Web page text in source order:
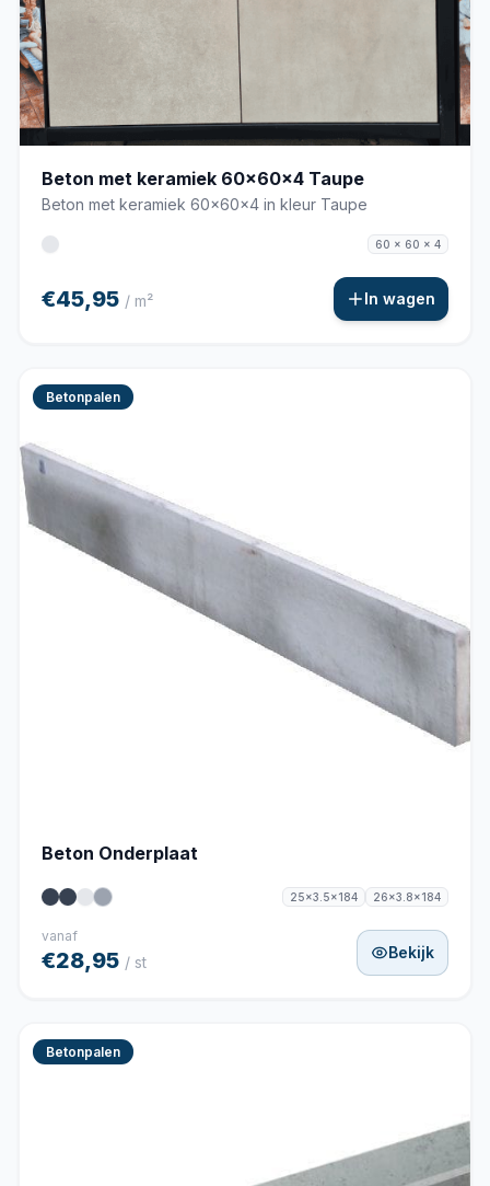
Beton met keramiek 60x60x4 Taupe
Beton met keramiek 60x60x4 in kleur Taupe
60 x 60 x 4
€45,95 / m² In wagen
Betonpalen
Beton Onderplaat
25x3.5x184 26x3.8x184
vanaf
€28,95 / st
Bekijk
Betonpalen